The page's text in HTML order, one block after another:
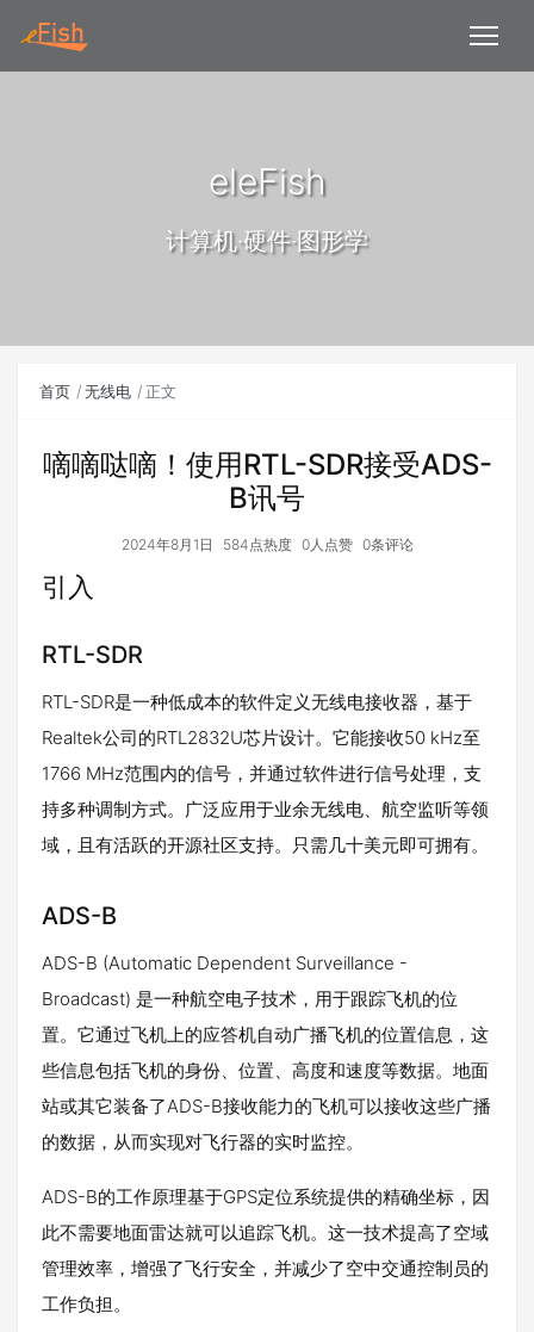
eleFish
计算机·硬件·图形学
首页 无线电 正文
嘀嘀哒嘀！使用RTL-SDR接受ADS-
B讯号
2024年8月1日 584点热度 0人点赞 0条评论
引入
RTL-SDR
RTL-SDR是一种低成本的软件定义无线电接收器，基于
Realtek公司的RTL2832U芯片设计。它能接收50 kHz至
1766 MHz范围内的信号，并通过软件进行信号处理，支
持多种调制方式。广泛应用于业余无线电、航空监听等领
域，且有活跃的开源社区支持。只需几十美元即可拥有。
ADS-B
ADS-B (Automatic Dependent Surveillance -
Broadcast) 是一种航空电子技术，用于跟踪飞机的位
置。它通过飞机上的应答机自动广播飞机的位置信息，这
些信息包括飞机的身份、位置、高度和速度等数据。地面
站或其它装备了ADS-B接收能力的飞机可以接收这些广播
的数据，从而实现对飞行器的实时监控。
ADS-B的工作原理基于GPS定位系统提供的精确坐标，因
此不需要地面雷达就可以追踪飞机。这一技术提高了空域
管理效率，增强了飞行安全，并减少了空中交通控制员的
工作负担。